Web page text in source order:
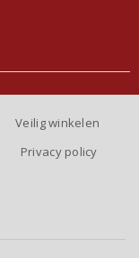
Veilig winkelen
Privacy policy